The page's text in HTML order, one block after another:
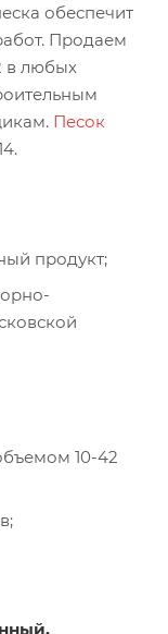
обеспечит
Продаем
в любых
Песок
продукт;
10-42